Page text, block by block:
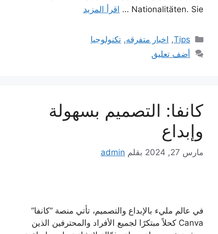
Nationalitäten. Sie …
اقرأ المزيد
التصنيفات
Tips
, اخبار متفرقه,تكنولوجيا
أضف تعليق
كانفا: التصميم بسهولة
وإبداع
مارس 27, 2024 بقلم admin
في عالم مليء بالإبداع والتصميم، تأتي منصة “كانفا”
Canva كحلاً مبتكرًا لجميع الأفراد والمحترفين الذين